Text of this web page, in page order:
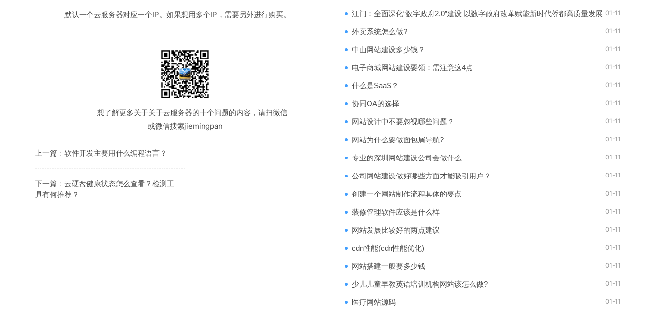
默认一个云服务器对应一个IP。如果想用多个IP，需要另外进行购买。
想了解更多关于关于云服务器的十个问题的内容，请扫微信
或微信搜索jiemingpan
上一篇： 软件开发主要用什么编程语言？
下一篇： 云硬盘健康状态怎么查看？检测工
具有何推荐？
江门：全面深化“数字政府2.0”建设 以数字政府改革赋能新时代侨都高质量发展 01-11
外卖系统怎么做? 01-11
中山网站建设多少钱？ 01-11
电子商城网站建设要领：需注意这4点 01-11
什么是SaaS？ 01-11
协同OA的选择 01-11
网站设计中不要忽视哪些问题？ 01-11
网站为什么要做面包屑导航? 01-11
专业的深圳网站建设公司会做什么 01-11
公司网站建设做好哪些方面才能吸引用户？ 01-11
创建一个网站制作流程具体的要点 01-11
装修管理软件应该是什么样 01-11
网站发展比较好的两点建议 01-11
cdn性能(cdn性能优化) 01-11
网站搭建一般要多少钱 01-11
少儿儿童早教英语培训机构网站该怎么做? 01-11
医疗网站源码 01-11